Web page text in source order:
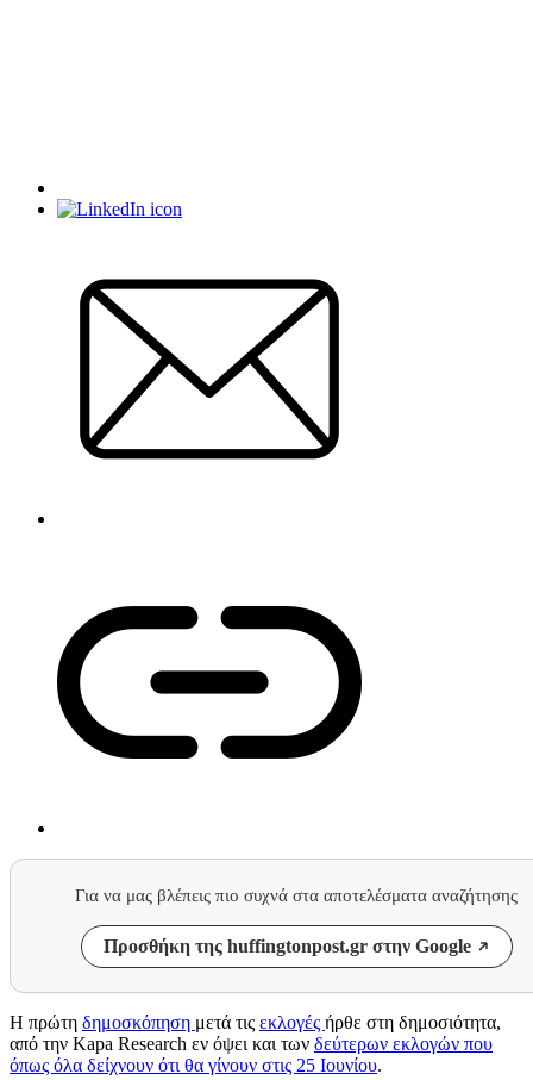
Για να μας βλέπεις πιο συχνά στα αποτελέσματα αναζήτησης
Προσθήκη της huffingtonpost.gr στην Google
Η πρώτη δημοσκόπηση μετά τις εκλογές ήρθε στη δημοσιότητα,
από την Kapa Research εν όψει και των δεύτερων εκλογών που
όπως όλα δείχνουν ότι θα γίνουν στις 25 Ιουνίου.